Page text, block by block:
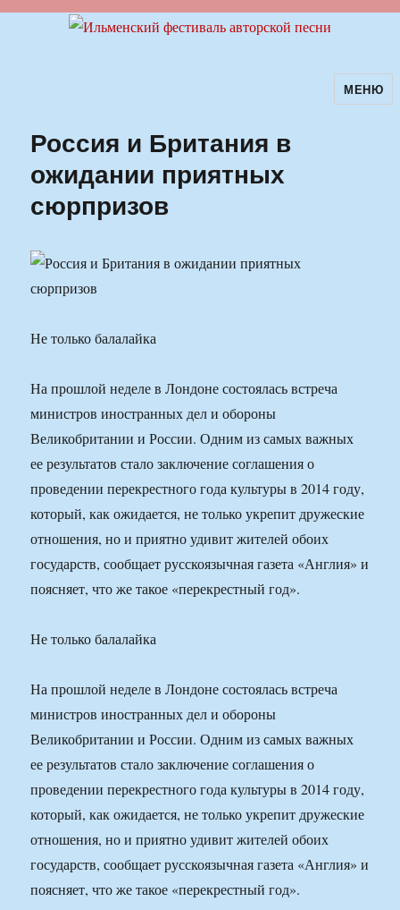
Ильменский фестиваль авторскойМЕНЮ
Россия и Британия в
ожидании приятных
сюрпризов
Не только балалайка
На прошлой неделе в Лондоне состоялась встреча
министров иностранных дел и обороны
Великобритании и России. Одним из самых важных
ее результатов стало заключение соглашения о
проведении перекрестного года культуры в 2014 году,
который, как ожидается, не только укрепит дружеские
отношения, но и приятно удивит жителей обоих
государств, сообщает русскоязычная газета «Англия» и
поясняет, что же такое «перекрестный год».
Не только балалайка
На прошлой неделе в Лондоне состоялась встреча
министров иностранных дел и обороны
Великобритании и России. Одним из самых важных
ее результатов стало заключение соглашения о
проведении перекрестного года культуры в 2014 году,
который, как ожидается, не только укрепит дружеские
отношения, но и приятно удивит жителей обоих
государств, сообщает русскоязычная газета «Англия» и
поясняет, что же такое «перекрестный год».